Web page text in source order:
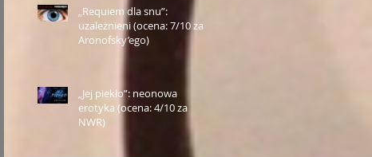
„Requiem dla snu”:
uzależnieni (ocena: 7/10 za
Aronofsky’ego)
„Jej piekło”: neonowa
erotyka (ocena: 4/10 za
NWR)